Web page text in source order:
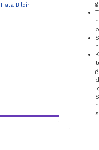
Hata Bildir